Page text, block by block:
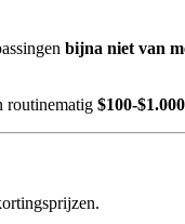
bijna niet van
routinematig $100-